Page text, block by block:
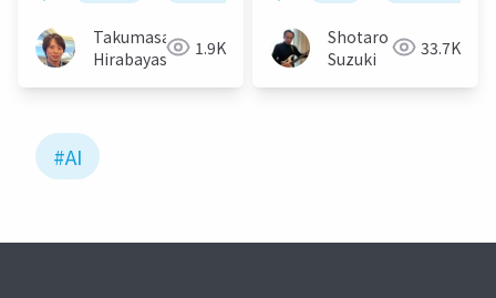
Takumasa
Hirabayashi
1.9K
Shotaro
Suzuki
33.7K
#AI